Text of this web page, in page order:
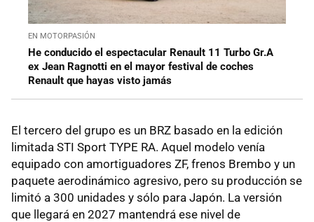
EN MOTORPASIÓN
He conducido el espectacular Renault 11 Turbo Gr.A
ex Jean Ragnotti en el mayor festival de coches
Renault que hayas visto jamás
El tercero del grupo es un BRZ basado en la edición
limitada STI Sport TYPE RA. Aquel modelo venía
equipado con amortiguadores ZF, frenos Brembo y un
paquete aerodinámico agresivo, pero su producción se
limitó a 300 unidades y sólo para Japón. La versión
que llegará en 2027 mantendrá ese nivel de